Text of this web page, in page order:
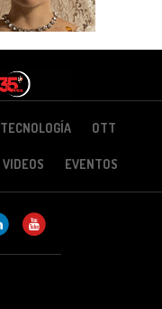
TECNOLOGÍA OTT
VIDEOS EVENTOS